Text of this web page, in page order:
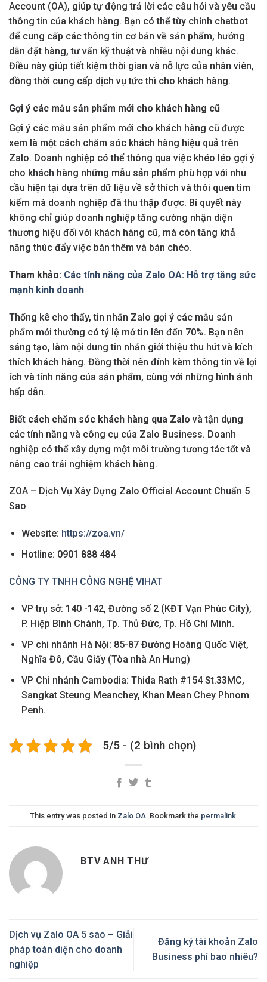
Account (OA), giúp tự động trả lời các câu hỏi và yêu cầu
thông tin của khách hàng. Bạn có thể tùy chỉnh chatbot
để cung cấp các thông tin cơ bản về sản phẩm, hướng
dẫn đặt hàng, tư vấn kỹ thuật và nhiều nội dung khác.
Điều này giúp tiết kiệm thời gian và nỗ lực của nhân viên,
đồng thời cung cấp dịch vụ tức thì cho khách hàng.
Gợi ý các mẫu sản phẩm mới cho khách hàng cũ
Gợi ý các mẫu sản phẩm mới cho khách hàng cũ được
xem là một cách chăm sóc khách hàng hiệu quả trên
Zalo. Doanh nghiệp có thể thông qua việc khéo léo gợi ý
cho khách hàng những mẫu sản phẩm phù hợp với nhu
cầu hiện tại dựa trên dữ liệu về sở thích và thói quen tìm
kiếm mà doanh nghiệp đã thu thập được. Bí quyết này
không chỉ giúp doanh nghiệp tăng cường nhận diện
thương hiệu đối với khách hàng cũ, mà còn tăng khả
năng thúc đẩy việc bán thêm và bán chéo.
Tham khảo: Các tính năng của Zalo OA: Hỗ trợ tăng sức
mạnh kinh doanh
Thống kê cho thấy, tin nhắn Zalo gợi ý các mẫu sản
phẩm mới thường có tỷ lệ mở tin lên đến 70%. Bạn nên
sáng tạo, làm nội dung tin nhắn giới thiệu thu hút và kích
thích khách hàng. Đồng thời nên đính kèm thông tin về lợi
ích và tính năng của sản phẩm, cùng với những hình ảnh
hấp dẫn.
Biết cách chăm sóc khách hàng qua Zalo và tận dụng
các tính năng và công cụ của Zalo Business. Doanh
nghiệp có thể xây dựng một môi trường tương tác tốt và
nâng cao trải nghiệm khách hàng.
ZOA – Dịch Vụ Xây Dựng Zalo Official Account Chuẩn 5
Sao
Website: https://zoa.vn/
Hotline: 0901 888 484
CÔNG TY TNHH CÔNG NGHỆ VIHAT
VP trụ sở: 140 -142, Đường số 2 (KĐT Vạn Phúc City),
P. Hiệp Bình Chánh, Tp. Thủ Đức, Tp. Hồ Chí Minh.
VP chi nhánh Hà Nội: 85-87 Đường Hoàng Quốc Việt,
Nghĩa Đô, Cầu Giấy (Tòa nhà An Hưng)
VP Chi nhánh Cambodia: Thida Rath #154 St.33MC,
Sangkat Steung Meanchey, Khan Mean Chey Phnom
Penh.
5/5 - (2 bình chọn)
This entry was posted in Zalo OA. Bookmark the permalink.
BTV ANH THƯ
Dịch vụ Zalo OA 5 sao – Giải
pháp toàn diện cho doanh
nghiệp
Đăng ký tài khoản Zalo
Business phí bao nhiêu?